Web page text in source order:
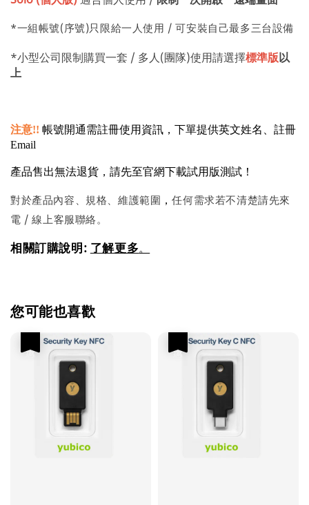
*一組帳號(序號)只限給一人使用 / 可安裝自己最多三台設備
*小型公司限制購買一套 / 多人(團隊)使用請選擇標準版以
上
注意!! 帳號開通需註冊使用資訊，下單提供英文姓名、註冊
Email
產品售出無法退貨，請先至官網下載試用版測試！
對於產品內容、規格、維護範圍 ，任何需求若不清楚請先來
電 / 線上客服聯絡。
相關訂購說明: 了解更多。
您可能也喜歡